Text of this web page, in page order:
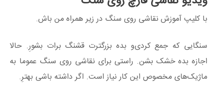
با کلیپ آموزش نقاشی روی سنگ در زیر همراه من باش.
سنگایی که جمع کردی‌و بده بزرگترت قشنگ برات بشورِ. حالا
اجازه بده خشک بشن. راستی برای نقاشی روی سنگ عموما به
ماژیک‌های مخصوص این کار نیاز است. اگر داشته باشی بهترِ.